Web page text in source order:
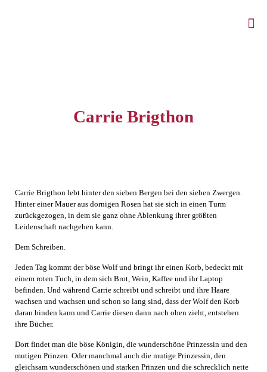
Carrie Brigthon
Carrie Brigthon lebt hinter den sieben Bergen bei den sieben Zwergen.
Hinter einer Mauer aus dornigen Rosen hat sie sich in einen Turm
zurückgezogen, in dem sie ganz ohne Ablenkung ihrer größten
Leidenschaft nachgehen kann.
Dem Schreiben.
Jeden Tag kommt der böse Wolf und bringt ihr einen Korb, bedeckt mit
einem roten Tuch, in dem sich Brot, Wein, Kaffee und ihr Laptop
befinden. Und während Carrie schreibt und schreibt und ihre Haare
wachsen und wachsen und schon so lang sind, dass der Wolf den Korb
daran binden kann und Carrie diesen dann nach oben zieht, entstehen
ihre Bücher.
Dort findet man die böse Königin, die wunderschöne Prinzessin und den
mutigen Prinzen. Oder manchmal auch die mutige Prinzessin, den
gleichsam wunderschönen und starken Prinzen und die schrecklich nette